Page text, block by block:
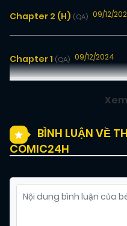
Chapter 2 (H) (QA) 09/12/
Chapter 1 (QA) 09/12/2024
BÌNH LUẬN VỀ
COMIC24H